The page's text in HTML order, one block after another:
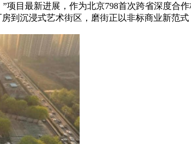
项目最新进展，作为北京798首次跨省深度合
到沉浸式艺术街区，磨街正以非标商业新范